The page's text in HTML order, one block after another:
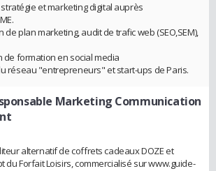
et marketing digital auprès
plan marketing, audit de trafic web (SEO,SEM),
de formation en social media
réseau "entrepreneurs" et start-ups de Paris.
Marketing Communication
alternatif de coffrets cadeaux DOZE et
du Forfait Loisirs, commercialisé sur www.guide-